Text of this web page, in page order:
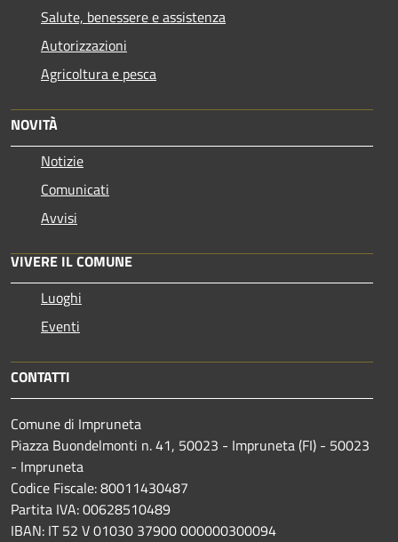
Salute, benessere e assistenza
Autorizzazioni
Agricoltura e pesca
NOVITÀ
Notizie
Comunicati
Avvisi
VIVERE IL COMUNE
Luoghi
Eventi
CONTATTI
Comune di Impruneta
Piazza Buondelmonti n. 41, 50023 - Impruneta (FI) - 50023
- Impruneta
Codice Fiscale: 80011430487
Partita IVA: 00628510489
IBAN: IT 52 V 01030 37900 000000300094